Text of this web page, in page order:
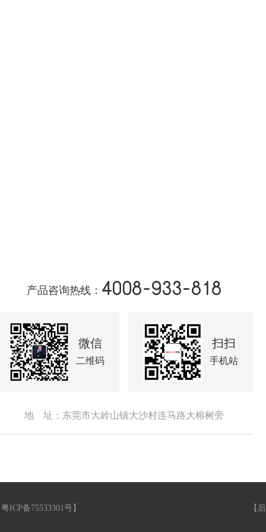
产品咨询热线： 4008-933-818
微信
二维码
扫扫
手机站
地 址：东莞市大岭山镇大沙村连马路大榕树旁
粤ICP备75533301号 】 【